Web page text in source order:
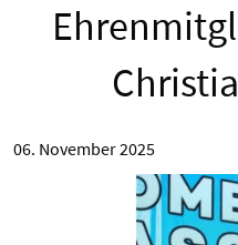
06. November 2025